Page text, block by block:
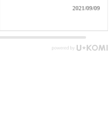
ける贈り物で、故人をしの
らべ 桜/一葉/紅梅/椿（甘・
優）5本入（桐箱） ▼メモリ
2021/09/09